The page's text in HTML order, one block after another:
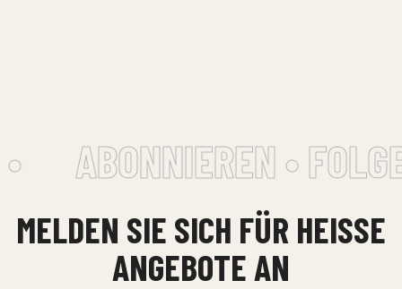
ABONNIEREN •
MELDEN SIE SICH FÜR HEISSE A
NGEBOTE AN